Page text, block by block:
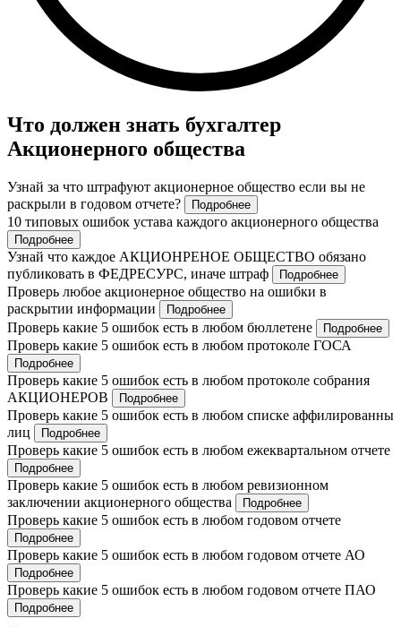
Что должен знать бухгалтер
Акционерного общества
Узнай за что штрафуют акционерное общество если вы не
раскрыли в годовом отчете?
Подробнее
10 типовых ошибок устава каждого акционерного общества
Подробнее
Узнай что каждое АКЦИОНРЕНОЕ ОБЩЕСТВО обязано
публиковать в ФЕДРЕСУРС, иначе штраф
Подробнее
Проверь любое акционерное общество на ошибки в
раскрытии информации
Подробнее
Проверь какие 5 ошибок есть в любом бюллетене Подробнее
Проверь какие 5 ошибок есть в любом протоколе ГОСА
Подробнее
Проверь какие 5 ошибок есть в любом протоколе собрания
АКЦИОНЕРОВ
Подробнее
Проверь какие 5 ошибок есть в любом списке аффилированны
лиц
Подробнее
Проверь какие 5 ошибок есть в любом ежеквартальном отчете
Подробнее
Проверь какие 5 ошибок есть в любом ревизионном
заключении акционерного общества
Подробнее
Проверь какие 5 ошибок есть в любом годовом отчете
Подробнее
Проверь какие 5 ошибок есть в любом годовом отчете АО
Подробнее
Проверь какие 5 ошибок есть в любом годовом отчете ПАО
Подробнее